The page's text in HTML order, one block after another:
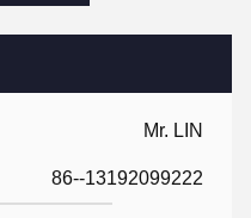
Mr. LIN
86--13192099222